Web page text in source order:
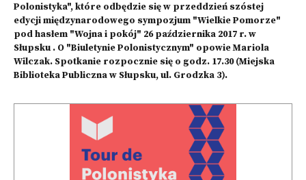
Polonistyka", które odbędzie się w przeddzień szóstej
edycji międzynarodowego sympozjum "Wielkie Pomorze"
pod hasłem "Wojna i pokój" 26 października 2017 r. w
Słupsku . O "Biuletynie Polonistycznym" opowie Mariola
Wilczak. Spotkanie rozpocznie się o godz. 17.30 (Miejska
Biblioteka Publiczna w Słupsku, ul. Grodzka 3).